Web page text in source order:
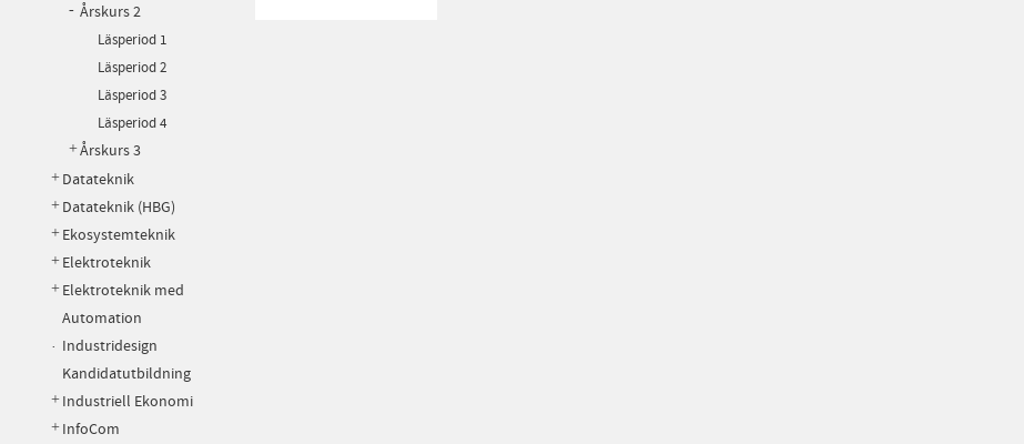
Årskurs 2
Läsperiod 1
Läsperiod 2
Läsperiod 3
Läsperiod 4
Årskurs 3
Datateknik
Datateknik (HBG)
Ekosystemteknik
Elektroteknik
Elektroteknik med
Automation
Industridesign
Kandidatutbildning
Industriell Ekonomi
InfoCom